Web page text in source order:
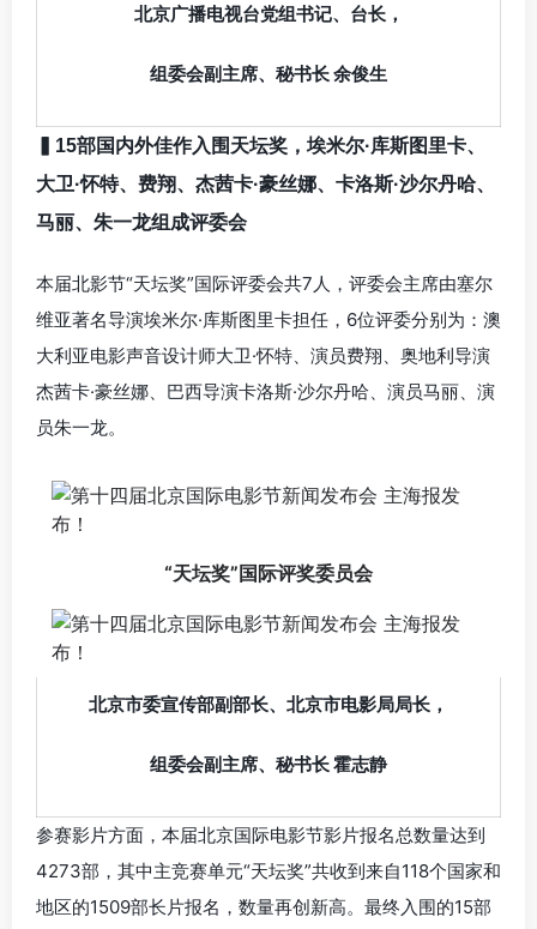
北京广播电视台党组书记、台长，
组委会副主席、秘书长 余俊生
▍15部国内外佳作入围天坛奖，埃米尔·库斯图里卡、
大卫·怀特、费翔、杰茜卡·豪丝娜、卡洛斯·沙尔丹哈、
马丽、朱一龙组成评委会
本届北影节“天坛奖”国际评委会共7人，评委会主席由塞尔
维亚著名导演埃米尔·库斯图里卡担任，6位评委分别为：澳
大利亚电影声音设计师大卫·怀特、演员费翔、奥地利导演
杰茜卡·豪丝娜、巴西导演卡洛斯·沙尔丹哈、演员马丽、演
员朱一龙。
“天坛奖”国际评奖委员会
北京市委宣传部副部长、北京市电影局局长，
组委会副主席、秘书长 霍志静
参赛影片方面，本届北京国际电影节影片报名总数量达到
4273部，其中主竞赛单元“天坛奖”共收到来自118个国家和
地区的1509部长片报名，数量再创新高。最终入围的15部